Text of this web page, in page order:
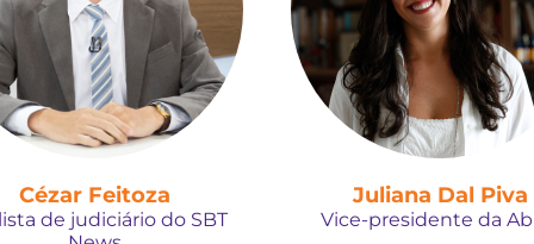
Cézar Feitoza
de judiciário do SBT
Juliana Dal Piva
Vice-presidente da